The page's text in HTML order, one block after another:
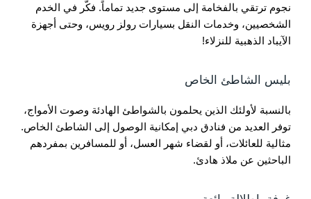
نجوم ترتقي بالفخامة إلى مستوى جديد تماماً. فكّر في الخدم
الشخصيين، وخدمات النقل بسيارات رولز رويس، وحتى أجهزة
الآيباد الذهبية للنزلاء!
بليس الشاطئ الخاص
بالنسبة لأولئك الذين يحلمون بالشواطئ الهادئة وصوت الأمواج،
توفر العديد من فنادق دبي إمكانية الوصول إلى الشاطئ الخاص.
مثالية للعائلات، أو لقضاء شهر العسل، أو للمسافرين بمفردهم
الباحثين عن ملاذ هادئ.